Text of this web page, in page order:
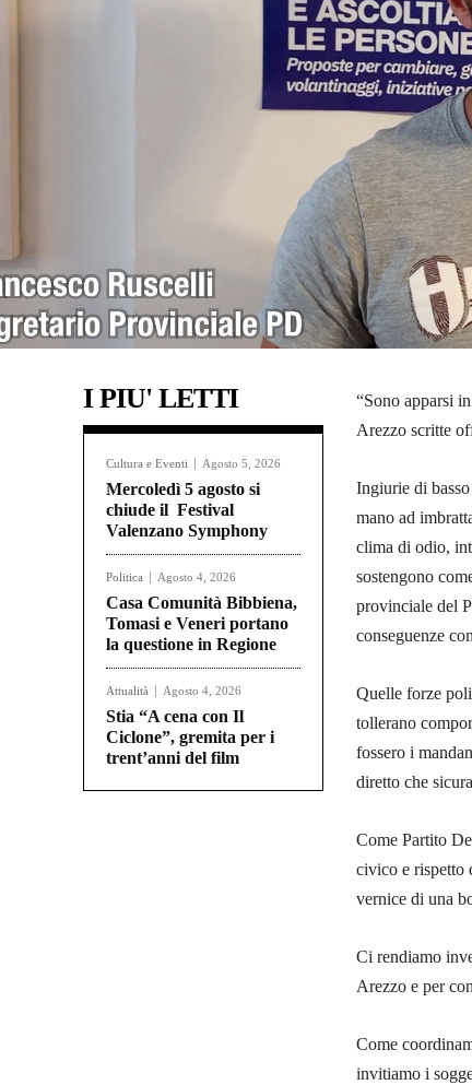
I PIU' LETTI
Cultura e Eventi Agosto 5, 2026
Mercoledì 5 agosto si
chiude il Festival
Valenzano Symphony
Politica Agosto 4, 2026
Casa Comunità Bibbiena,
Tomasi e Veneri portano
la questione in Regione
Attualità Agosto 4, 2026
Stia “A cena con Il
Ciclone”, gremita per i
trent’anni del film
“Sono apparsi
Arezzo scritte
Ingiurie di
mano ad
clima di odio,
sostengono
provinciale del
conseguenze
Quelle forze
tollerano
fossero i
diretto che
Come Partito
civico e rispetto
vernice di una
Ci rendiamo
Arezzo e per
Come
invitiamo i